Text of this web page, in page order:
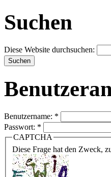
Suchen
Diese Website durchsuchen:
Benutzername: *
Passwort: *
CAPTCHA
Diese Frage hat den Zweck,